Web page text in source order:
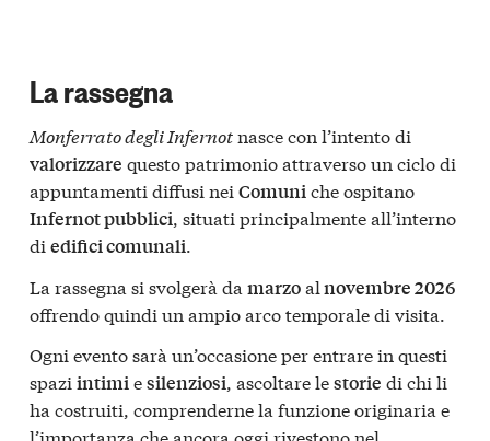
La rassegna
Monferrato degli Infernotnasce con l’intento di
valorizzare questo patrimonio attraverso un ciclo di
appuntamenti diffusi nei Comuniche ospitano
Infernot pubblici, situati principalmente all’interno
di edifici comunali.
La rassegna si svolgerà da marzoalnovembre 2026
offrendo quindi un ampio arco temporale di visita.
Ogni evento sarà un’occasione per entrare in questi
spazi intimiesilenziosi, ascoltare lestorie di chi li
ha costruiti, comprenderne la funzione originaria e